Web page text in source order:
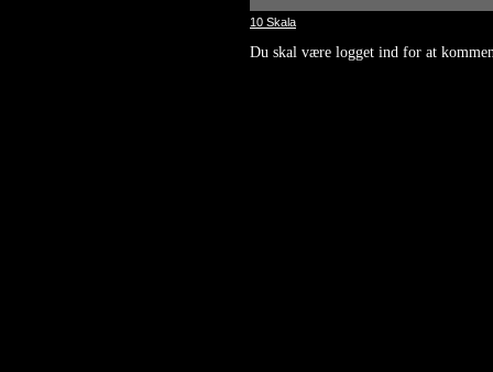
10 Skala
Du skal være logget ind for at